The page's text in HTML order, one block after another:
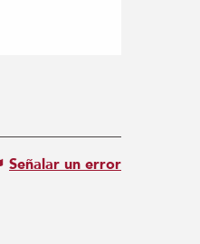
Señalar un error